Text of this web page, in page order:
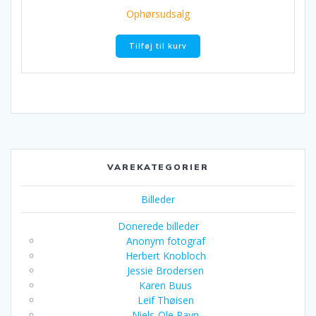
pris
kr. 1.249,00.
Ophørsudsalg
Tilføj til kurv
VAREKATEGORIER
Billeder
Donerede billeder
Anonym fotograf
Herbert Knobloch
Jessie Brodersen
Karen Buus
Leif Thøisen